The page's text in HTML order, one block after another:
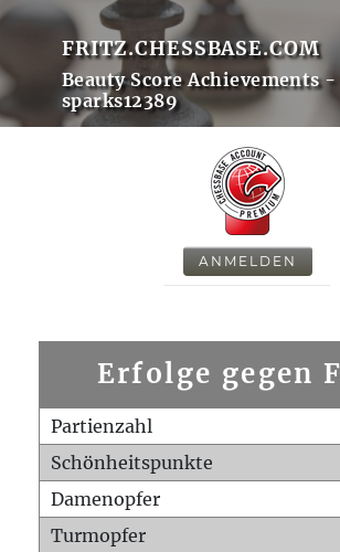
FRITZ.CHESSBASE.COM
Beauty Score Achievements -
sparks12389
ANMELDEN
Erfolge gegen
Partienzahl
Schönheitspunkte
Damenopfer
Turmopfer